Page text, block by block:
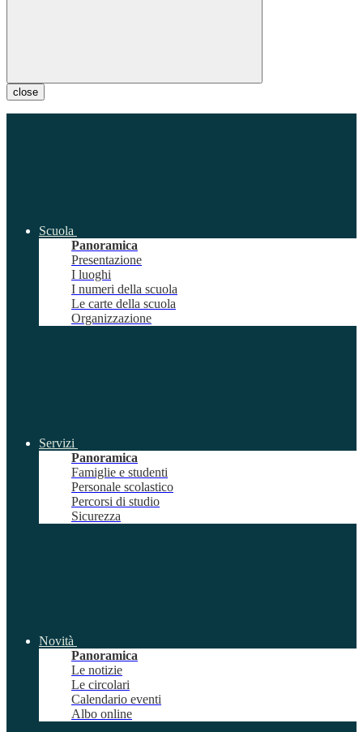
close
Scuola
Panoramica
Presentazione
I luoghi
I numeri della scuola
Le carte della scuola
Organizzazione
Servizi
Panoramica
Famiglie e studenti
Personale scolastico
Percorsi di studio
Sicurezza
Novità
Panoramica
Le notizie
Le circolari
Calendario eventi
Albo online